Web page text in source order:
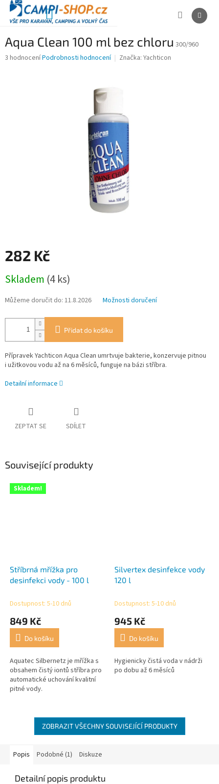
Přejít
obsah
NÁKUPNÍ
Aqua Clean 100 ml bez chloru 300/960
Průměrné
3 hodnoceníPodrobnosti hodnocení Značka: Yachticon
282 Kč
cena:
Skladem (4 ks)
Můžeme doručit do: 11.8.2026 Možnosti doručení
Přidat do košíku
Přípravek Yachticon Aqua Clean umrtvuje bakterie, konzervuje pitnou
i užitkovou vodu až na 6 měsíců, funguje na bázi stříbra.
Detailní informace
ZEPTAT SE SDÍLET
Související produkty
Skladem!
Stříbrná mřížka pro
desinfekci vody - 100 l
Dostupnost: 5-10 dnů
849 Kč
Do košíku
Aquatec Silbernetz je mřížka s
obsahem čistý iontů stříbra pro
automatické uchování kvalitní
pitné vody.
Silvertex desinfekce vody
120 l
Dostupnost: 5-10 dnů
945 Kč
Do košíku
Hygienicky čistá voda v nádrži
po dobu až 6 měsíců
ZOBRAZIT VŠECHNY SOUVISEJÍCÍ PRODUKTY
Popis Podobné (1) Diskuze
Detailní popis produktu